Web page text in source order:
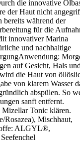
die innovative
der Haut nicht
während der
für die
innovativer Marina
und nachhaltige
auf Gesicht, Hals
die Haut von
von klarem Wasser
abspülen. So
sanft entfernt.
Tonic klären.
Rosazea), Mischhaut,
ALGYL®,